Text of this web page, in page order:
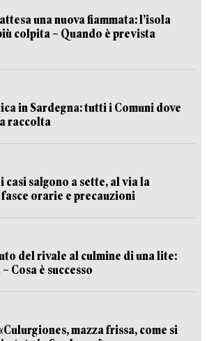
una nuova fiammata: l’isola
colpita – Quando è prevista
in Sardegna: tutti i Comuni dove
raccolta
casi salgono a sette, al via la
orarie e precauzioni
del rivale al culmine di una lite:
Cosa è successo
mazza frissa, come si